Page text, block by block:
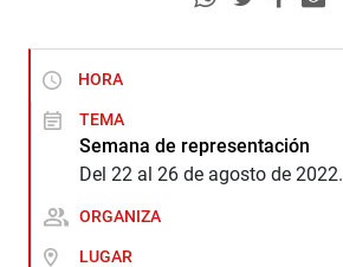
HORA
TEMA
Semana de representación
Del 22 al 26 de agosto de 2022.
ORGANIZA
LUGAR